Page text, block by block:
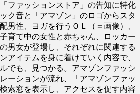
ファッションストア」の告知に特化
ク音と「アマゾン」のロゴからスタ
男性、ヨガを行うＯＬ（＝画像）、
育て中の女性と赤ちゃん、ロッカー
男女が登場し、それぞれに関連する
アイテムを身に着けていく内容で、
でも、見つかる。アマゾンファッシ
ーションが流れ、「アマゾンファッ
索窓を表示し、アクセスを促す内容